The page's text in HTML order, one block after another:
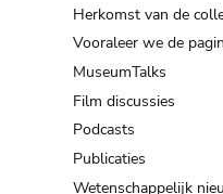
Herkomst van de
Vooraleer we de
MuseumTalks
Film discussies
Podcasts
Publicaties
Wetenschappelijk